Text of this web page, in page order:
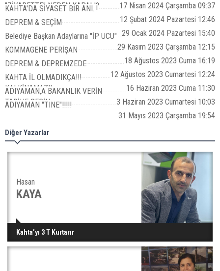
"ZİYARETTE" NEDEN KAPALI?
17 Nisan 2024 Çarşamba 09:37
KAHTA'DA SİYASET BİR ANI..!
12 Şubat 2024 Pazartesi 12:46
DEPREM & SEÇİM
29 Ocak 2024 Pazartesi 15:40
Belediye Başkan Adaylarına "İP UCU"
29 Kasım 2023 Çarşamba 12:15
KOMMAGENE PERİŞAN
18 Ağustos 2023 Cuma 16:19
DEPREM & DEPREMZEDE
12 Ağustos 2023 Cumartesi 12:24
KAHTA İL OLMADIKÇA!!!
KALKİNAMAZ!!
16 Haziran 2023 Cuma 11:30
ADIYAMAN,A BAKANLIK VERİN
TARİHE GEÇİN
3 Haziran 2023 Cumartesi 10:03
ADIYAMAN "TINE"!!!!!
31 Mayıs 2023 Çarşamba 19:54
Diğer Yazarlar
Hasan
KAYA
Kahta’yı 3 T Kurtarır